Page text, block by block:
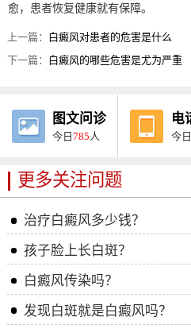
愈，患者恢复健康就有保障。
上一篇： 白癜风对患者的危害是什么
下一篇： 白癜风的哪些危害是尤为严重
图文问诊
今日785 人
电
今日
更多关注问题
治疗白癜风多少钱？
孩子脸上长白斑？
白癜风传染吗？
发现白斑就是白癜风吗？